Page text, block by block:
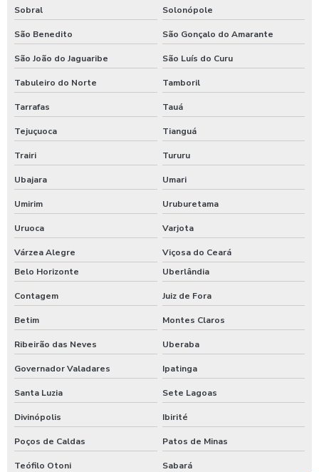
Sobral Solonópole
São Benedito São Gonçalo do Amarante
São João do Jaguaribe São Luís do Curu
Tabuleiro do Norte Tamboril
Tarrafas Tauá
Tejuçuoca Tianguá
Trairi Tururu
Ubajara Umari
Umirim Uruburetama
Uruoca Varjota
Várzea Alegre
Viçosa do Ceará
Belo Horizonte
Uberlândia
Contagem Juiz de Fora
Betim Montes Claros
Ribeirão das Neves Uberaba
Governador Valadares Ipatinga
Santa Luzia Sete Lagoas
Divinópolis Ibirité
Poços de Caldas Patos de Minas
Teófilo Otoni Sabará